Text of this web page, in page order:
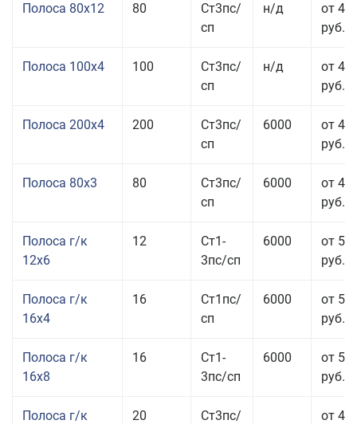
Полоса 80x12 80
Ст3пс/
сп
н/д
от 46
руб.
Полоса 100x4 100
Ст3пс/
сп
н/д
от 44
руб.
Полоса 200x4 200
Ст3пс/
сп
6000
от 48
руб.
Полоса 80x3 80
Ст3пс/
сп
6000
от 47
руб.
Полоса г/к
12x6
12
Ст1-
3пс/сп
6000
от 52
руб.
Полоса г/к
16x4
16
Ст1пс/
сп
6000
от 53
руб.
Полоса г/к
16x8
16
Ст1-
3пс/сп
6000
от 57
руб.
Полоса г/к
20
Ст3пс/
от 43